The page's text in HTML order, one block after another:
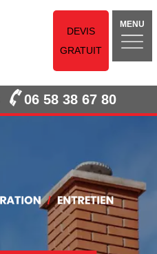
DEVIS
GRATUIT
MENU
06 58 38 67 80